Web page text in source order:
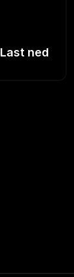
Last ned